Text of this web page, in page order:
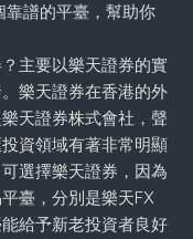
靠譜的平臺，幫助你
主要以樂天證券的實
樂天證券在香港的外
天證券株式會社，聲
資領域有著非常明顯
選擇樂天證券，因為
臺，分別是樂天FX
給予新老投資者良好